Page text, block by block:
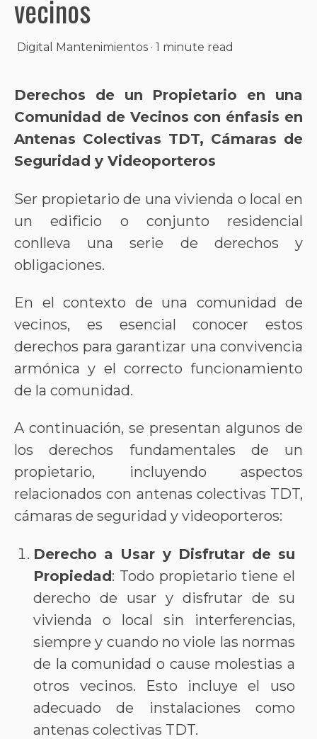
vecinos
Digital Mantenimientos · 1 minute read
Derechos de un Propietario en una
Comunidad de Vecinos con énfasis en
Antenas Colectivas TDT, Cámaras de
Seguridad y Videoporteros
Ser propietario de una vivienda o local en
un edificio o conjunto residencial
conlleva una serie de derechos y
obligaciones.
En el contexto de una comunidad de
vecinos, es esencial conocer estos
derechos para garantizar una convivencia
armónica y el correcto funcionamiento
de la comunidad.
A continuación, se presentan algunos de
los derechos fundamentales de un
propietario, incluyendo aspectos
relacionados con antenas colectivas TDT,
cámaras de seguridad y videoporteros:
Derecho a Usar y Disfrutar de su
Propiedad: Todo propietario tiene el
derecho de usar y disfrutar de su
vivienda o local sin interferencias,
siempre y cuando no viole las normas
de la comunidad o cause molestias a
otros vecinos. Esto incluye el uso
adecuado de instalaciones como
antenas colectivas TDT.